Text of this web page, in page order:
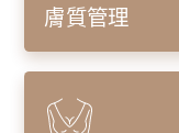
膚質管理